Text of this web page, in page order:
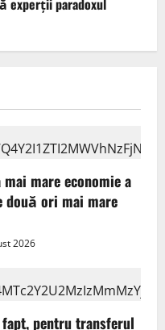
experții paradoxul
mare economie a
două ori mai mare
2026
pentru transferul